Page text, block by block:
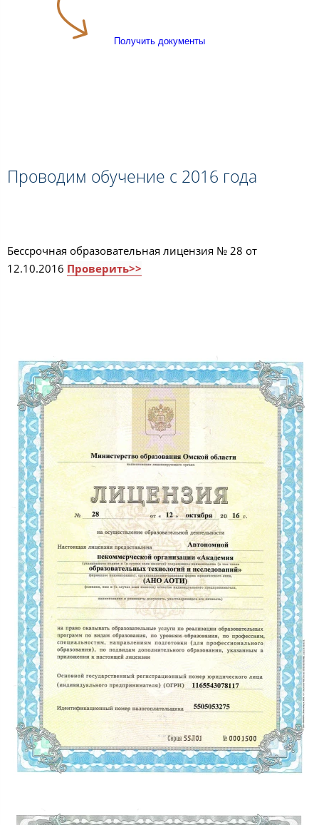
Получить документы
Проводим обучение с 2016 года
Бессрочная образовательная лицензия № 28 от
12.10.2016 Проверить>>